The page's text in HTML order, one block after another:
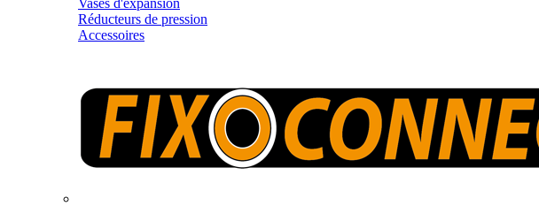
Vases d'expansion
Réducteurs de pression
Accessoires